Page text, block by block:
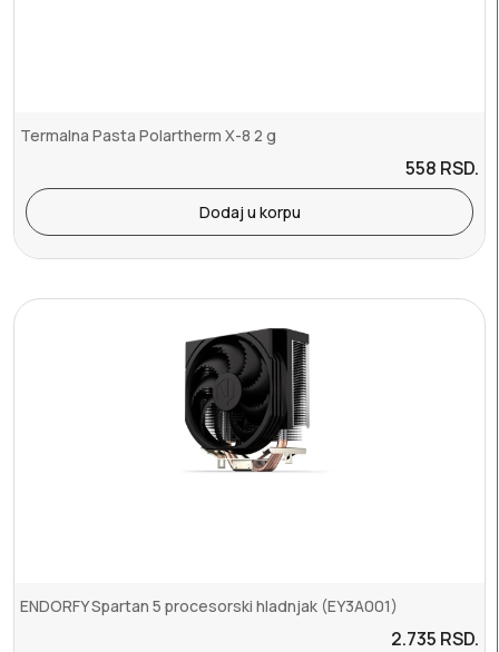
Termalna Pasta Polartherm X-8 2 g
558 RSD.
Dodaj u korpu
ENDORFY Spartan 5 procesorski hladnjak (EY3A001)
2.735 RSD.